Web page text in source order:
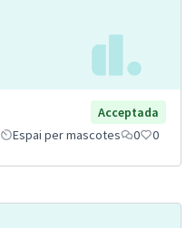
Acceptada
Espai per mascotes 0 0